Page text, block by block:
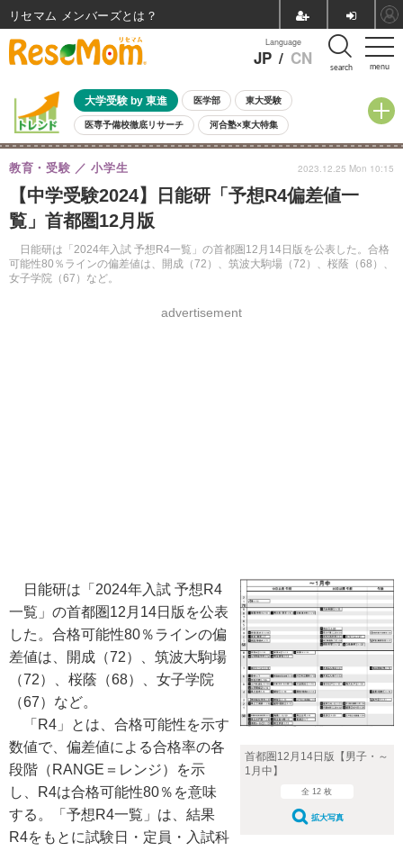
menu
Language
JP / CN search
大学受験 by 東進 医学部 東大受験
医専予備校徹底リサーチ 河合塾×東大特集
親子で考える大学選び 高校受験 中学受験 小学校受験
共通テスト 夏休み
8月開催イベント・WS 全国公立高校 過去問 人気記事
自由研究教材（小学生向け）
【中学受験2024】日能研「予想R4偏差値一
覧」首都圏12月版
日能研は「2024年入試 予想R4一覧」の首都圏12月14日版を公表した。合格
可能性80％ラインの偏差値は、開成（72）、筑波大駒場（72）、桜蔭（68）、
女子学院（67）など。
教育・受験 小学生
advertisement
2023.12.25 Mon 10:15
首都圏12月14日版【男子・～
1月中】
全 12 枚
拡大写真
日能研は「2024年入試 予想R4
一覧」の首都圏12月14日版を公表
した。合格可能性80％ラインの偏
差値は、開成（72）、筑波大駒場
（72）、桜蔭（68）、女子学院
（67）など。
「R4」とは、合格可能性を示す
数値で、偏差値による合格率の各
段階（RANGE＝レンジ）を示
し、R4は合格可能性80％を意味
する。「予想R4一覧」は、結果
R4をもとに試験日・定員・入試科
リセマム メンバーズ